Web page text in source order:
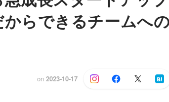
らできるチームへ
on 2023-10-17